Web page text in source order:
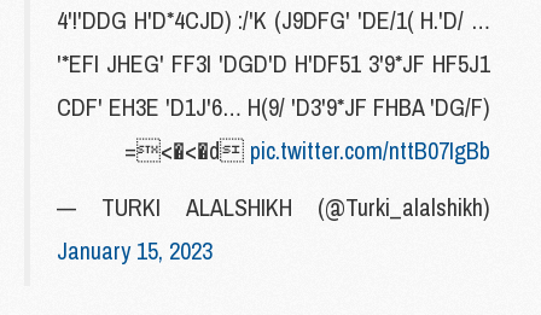
4'!'DDG H'D*4CJD) :/'K (J9DFG' 'DE/1( H.'D/ …
'*EFI JHEG' FF3I 'DGD'D H'DF51 3'9*JF HF5J1
CDF' EH3E 'D1J'6… H(9/ 'D3'9*JF FHBA 'DG/F)
=<�<�d pic.twitter.com/nttB07IgBb
— TURKI ALALSHIKH (@Turki_alalshikh)
January 15, 2023